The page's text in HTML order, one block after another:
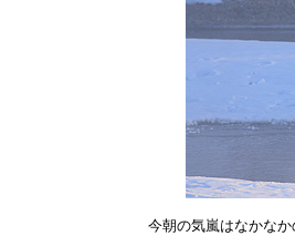
今朝の気嵐はなかな